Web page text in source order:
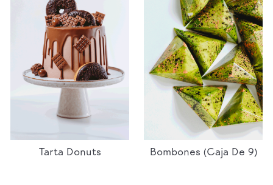
Tarta Donuts Bombones (caja De 9)